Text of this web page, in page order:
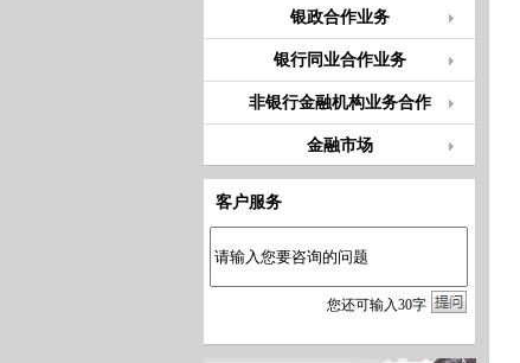
银政合作业务
银行同业合作业务
非银行金融机构业务合作
金融市场
客户服务
您还可输入30字